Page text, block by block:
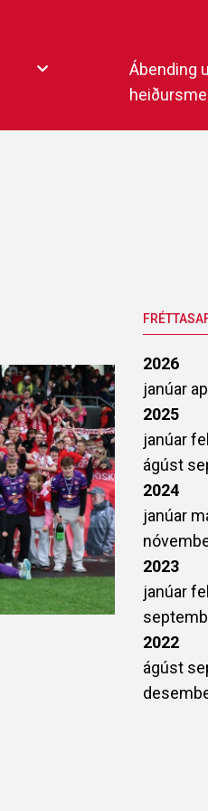
Ábending
2026
janúar
2025
janúar
ágúst
2024
janúar
2023
janúar
2022
ágúst